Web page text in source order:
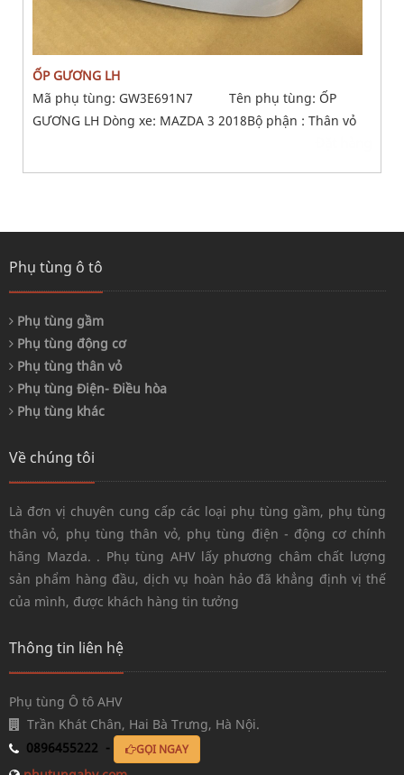
ỐP GƯƠNG LH
Mã phụ tùng: GW3E691N7 Tên phụ tùng: ỐP
GƯƠNG LH Dòng xe: MAZDA 3 2018Bộ phận : Thân vỏ
Phụ tùng ô tô
Phụ tùng gầm
Phụ tùng động cơ
Phụ tùng thân vỏ
Phụ tùng Điện- Điều hòa
Phụ tùng khác
Về chúng tôi
Là đơn vị chuyên cung cấp các loại phụ tùng gầm, phụ tùng
thân vỏ, phụ tùng thân vỏ, phụ tùng điện - động cơ chính
hãng Mazda. . Phụ tùng AHV lấy phương châm chất lượng
sản phẩm hàng đầu, dịch vụ hoàn hảo đã khẳng định vị thế
của mình, được khách hàng tin tưởng
Thông tin liên hệ
Phụ tùng Ô tô AHV
Trần Khát Chân, Hai Bà Trưng, Hà Nội.
0896455222 -
GỌI NGAY